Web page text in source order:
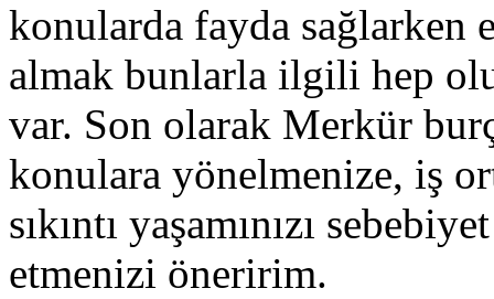
konularda fayda sağlarken
almak bunlarla ilgili hep
var. Son olarak Merkür
konulara yönelmenize, iş
sıkıntı yaşamınızı
etmenizi öneririm.